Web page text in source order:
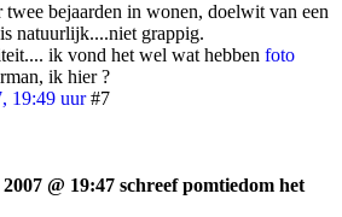
bejaarden in wonen, doelwit van een
natuurlijk....niet grappig.
ik vond het wel wat hebben foto
ik hier ?
19:49 uur #7
@ 19:47 schreef pomtiedom het